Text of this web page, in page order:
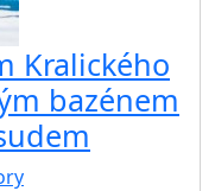
Kralického
bazénem